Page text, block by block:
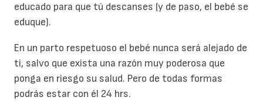
educado para que tú descanses (y de paso, el bebé se
eduque).
En un parto respetuoso el bebé nunca será alejado de
ti, salvo que exista una razón muy poderosa que
ponga en riesgo su salud. Pero de todas formas
podrás estar con él 24 hrs.